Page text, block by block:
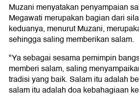
Muzani menyatakan penyampaian
Megawati merupakan bagian dari
keduanya, menurut Muzani,
sehingga saling memberikan salam.
"Ya sebagai sesama pemimpin
memberi salam, saling
tradisi yang baik. Salam itu adalah
salam itu adalah doa kebahagiaan